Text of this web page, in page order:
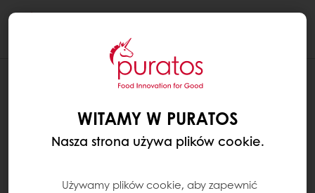
WITAMY W PURATOS
Nasza strona używa plików cookie.
Używamy plików cookie, aby zapewnić